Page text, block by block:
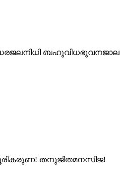
ബഹുവിധഭുവനജാല
തനുജിതമനസിജ!